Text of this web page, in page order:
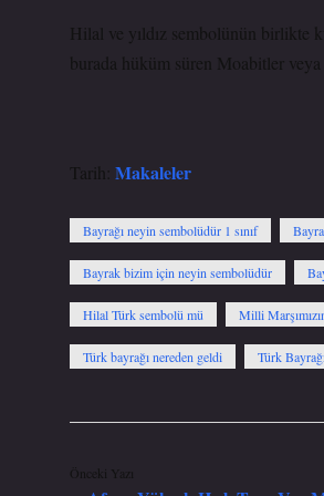
Hilal ve yıldız sembolünün birlikte
burada hüküm süren Moabitler
Tarih: Makaleler
Bayrağı neyin sembolüdür 1 sınıf
Bayrak bizim için neyin sembolüdür
Hilal Türk sembolü mü Milli
Türk bayrağı nereden geldi Türk
Önceki Yazı